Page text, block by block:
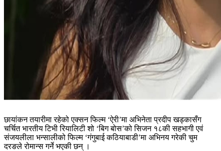
छायांकन तयारीमा रहेको एक्सन फिल्म ‘ऐरी’मा अभिनेता प्रदीप खड्कासँग
चर्चित भारतीय टिभी रियालिटी शो ‘बिग बोस’को सिजन १८की सहभागी एवं
संजयलीला भन्सालीको फिल्म ‘गंगुबाई कठियाबाडी’मा अभिनय गरेकी चुम
दरङले रोमान्स गर्ने भएकी छन् ।